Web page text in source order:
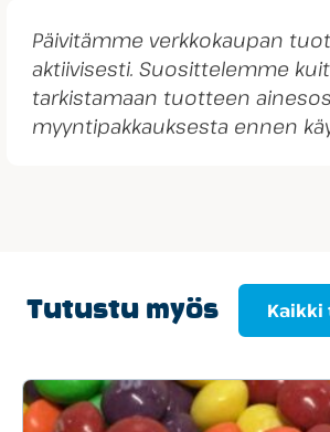
Päivitämme verkkokaupan
aktiivisesti. Suosittelemme
tarkistamaan tuotteen
myyntipakkauksesta ennen
Tutustu myös